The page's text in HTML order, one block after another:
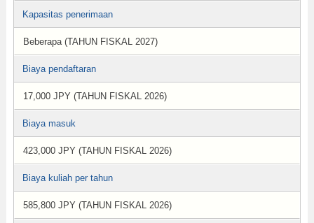
Kapasitas penerimaan
Beberapa (TAHUN FISKAL 2027)
Biaya pendaftaran
17,000 JPY (TAHUN FISKAL 2026)
Biaya masuk
423,000 JPY (TAHUN FISKAL 2026)
Biaya kuliah per tahun
585,800 JPY (TAHUN FISKAL 2026)